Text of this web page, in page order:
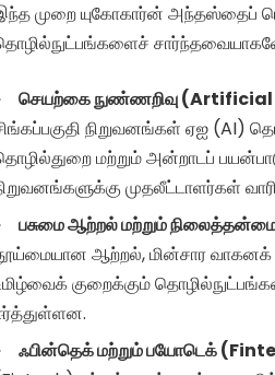
முறை யுகோகார்ன் அந்தஸ்தைப்
செயற்கை நுண்ணறிவு
நிறுவனங்கள் ஏஐ
மற்றும் அன்றாடப்
முதலீட்டாளர்கள்
பசுமை ஆற்றல் மற்றும்
ஆற்றல், மின்சார வாகனக்
குறைக்கும்
ஃபின்தெக் மற்றும் பயோடெக்